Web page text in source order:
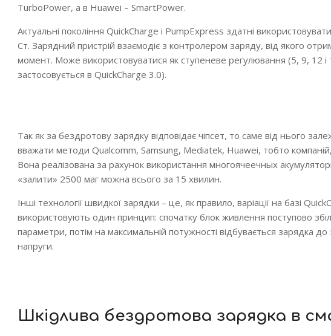
TurboPower, а в Huawei – SmartPower.
Актуальні покоління QuickCharge і PumpExpress здатні
Ст. Зарядний пристрій взаємодіє з контролером заряду, від якого
момент. Може використовуватися як ступеневе регулювання (5, 9, 12 і
застосовується в QuickCharge 3.0).
Так як за бездротову зарядку відповідає чіпсет, то саме від нього
вважати методи Qualcomm, Samsung, Mediatek, Huawei, тобто
Вона реалізована за рахунок використання многоячеечных
«залити» 2500 маг можна всього за 15 хвилин.
Інші технології швидкої зарядки – це, як правило, варіації на базі
використовують один принцип: спочатку блок живлення поступово
параметри, потім на максимальній потужності відбувається зарядка
напруги.
Шкідлива бездротова зарядка в